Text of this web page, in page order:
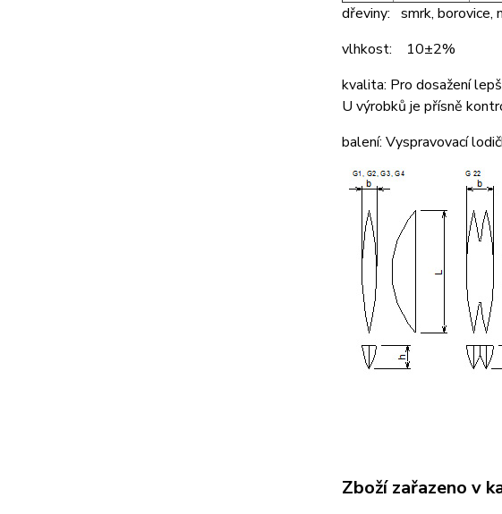
dřeviny: smrk, borovice,
vlhkost: 10±2%
kvalita: Pro dosažení
U výrobků je přísně
balení: Vyspravovací
Zboží zařazeno v